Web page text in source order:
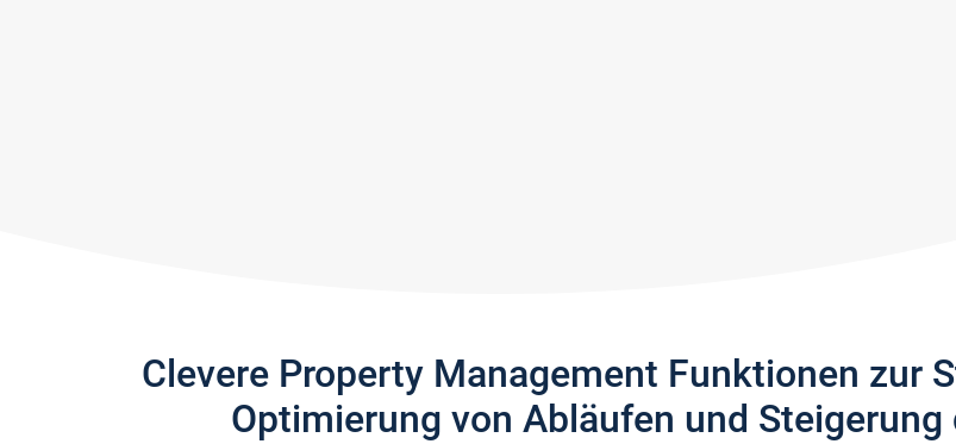
Clevere Property Management Funktionen zur
Optimierung von Abläufen und